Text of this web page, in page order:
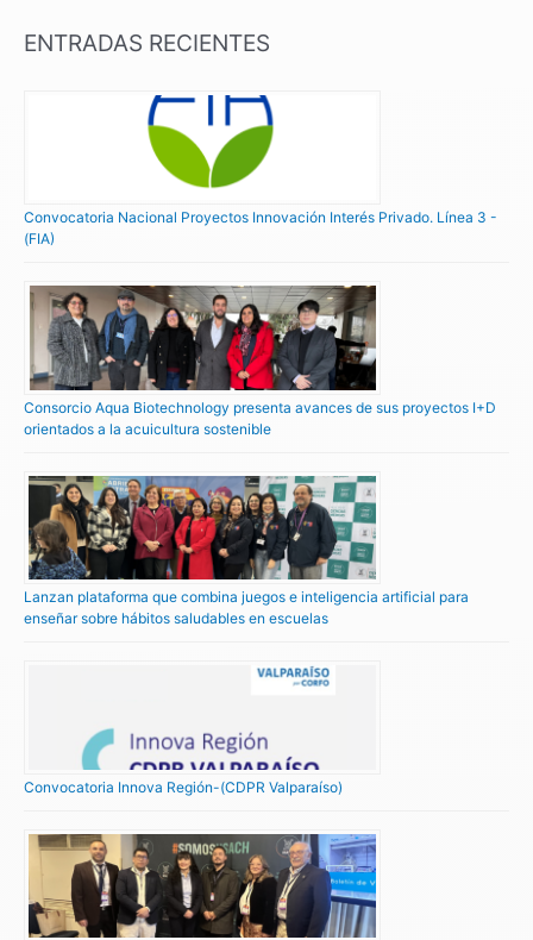
ENTRADAS RECIENTES
Convocatoria Nacional Proyectos Innovación Interés Privado. Línea 3 -
(FIA)
Consorcio Aqua Biotechnology presenta avances de sus proyectos I+D
orientados a la acuicultura sostenible
Lanzan plataforma que combina juegos e inteligencia artificial para
enseñar sobre hábitos saludables en escuelas
Convocatoria Innova Región-(CDPR Valparaíso)